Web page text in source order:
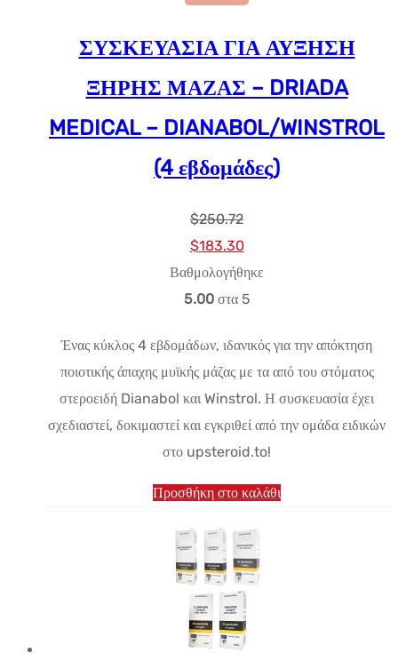
ΣΥΣΚΕΥΑΣΙΑ ΓΙΑ ΑΥΞΗΣΗ
ΞΗΡΗΣ ΜΑΖΑΣ – DRIADA
MEDICAL – DIANABOL/WINSTROL
(4 εβδομάδες)
$250.72
Αρχική
τιμή:
$250.72.
$183.30Η
τρέχουσα
τιμή
$183.30.
Βαθμολογήθηκε
5.00στα 5
Ένας κύκλος 4 εβδομάδων, ιδανικός για την απόκτηση
ποιοτικής άπαχης μυϊκής μάζας με τα από του στόματος
στεροειδή Dianabol και Winstrol. Η συσκευασία έχει
σχεδιαστεί, δοκιμαστεί και εγκριθεί από την ομάδα ειδικών
στο upsteroid.to!
Προσθήκη στο καλάθι